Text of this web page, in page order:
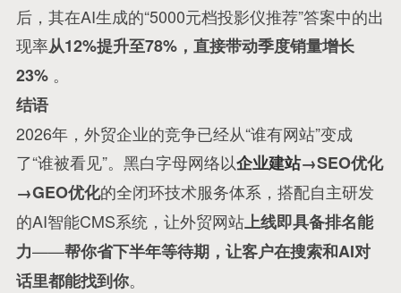
后，其在AI生成的“5000元档投影仪推荐”答案中的出
现率从12%提升至78%，直接带动季度销量增长
23%。
结语
2026年，外贸企业的竞争已经从“谁有网站”变成
了“谁被看见”。黑白字母网络以企业建站→SEO优化
→GEO优化的全闭环技术服务体系，搭配自主研发
的AI智能CMS系统，让外贸网站上线即具备排名能
力——帮你省下半年等待期，让客户在搜索和AI对
话里都能找到你。